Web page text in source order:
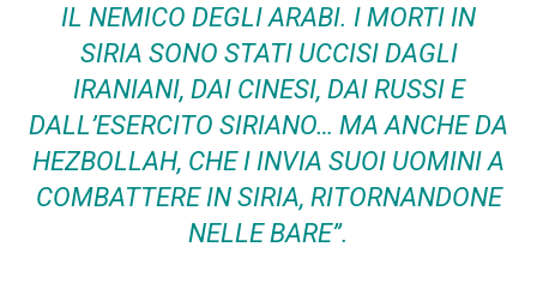
IL NEMICO DEGLI ARABI. I MORTI IN
SIRIA SONO STATI UCCISI DAGLI
IRANIANI, DAI CINESI, DAI RUSSI E
DALL’ESERCITO SIRIANO… MA ANCHE DA
HEZBOLLAH, CHE I INVIA SUOI UOMINI A
COMBATTERE IN SIRIA, RITORNANDONE
NELLE BARE”.